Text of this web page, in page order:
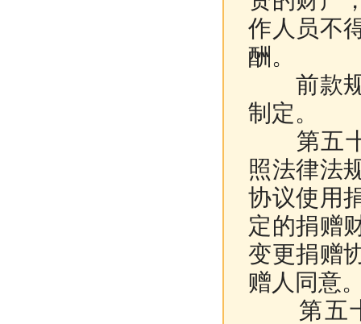
作人员不
酬。
前款规
制定。
第五十
照法律法
协议使用
定的捐赠
变更捐赠
赠人同意
第五十